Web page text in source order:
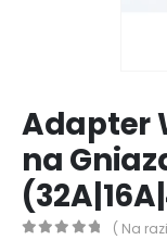
Adapter
na
( Na